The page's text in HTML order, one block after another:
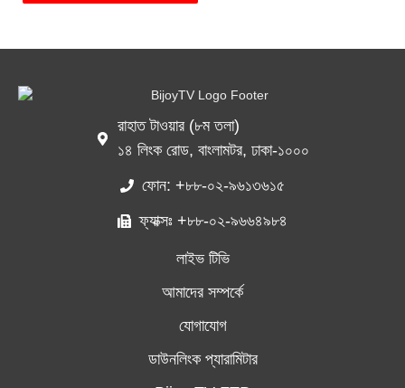
রাহাত টাওয়ার (৮ম তলা)
১৪ লিংক রোড, বাংলামটর, ঢাকা-১০০০
ফোন: +৮৮-০২-৯৬১৩৬১৫
ফ্যাক্সঃ +৮৮-০২-৯৬৬৪৯৮৪
লাইভ টিভি
আমাদের সম্পর্কে
যোগাযোগ
ডাউনলিংক প্যারামিটার